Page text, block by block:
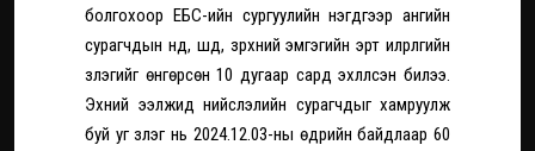
болгохоор ЕБС-ийн сургуулийн нэгдүгээр ангийн
сурагчдын нүд, шүд, зүрхний эмгэгийн эрт илрүүлгийн
үзлэгийг өнгөрсөн 10 дугаар сард эхлүүлсэн билээ.
Эхний ээлжид нийслэлийн сурагчдыг хамруулж
буй уг үзлэг нь 2024.12.03-ны өдрийн байдлаар 60